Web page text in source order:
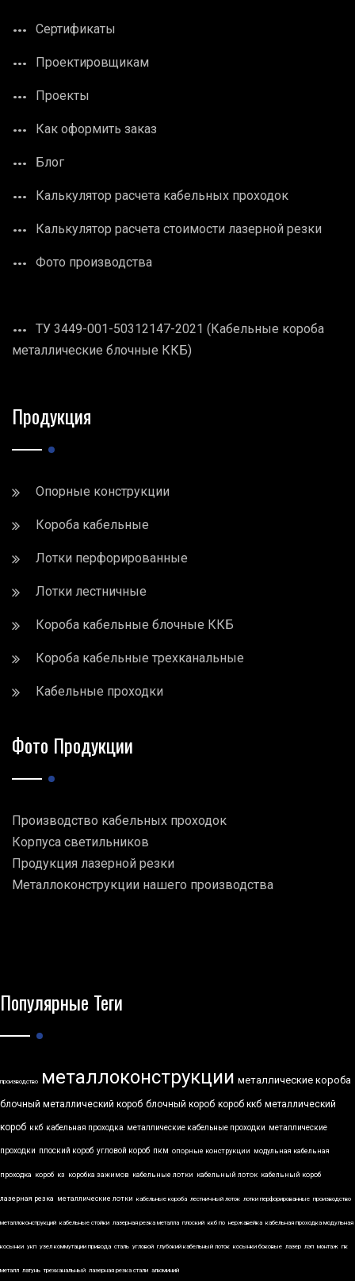
Сертификаты
Проектировщикам
Проекты
Как оформить заказ
Блог
Калькулятор расчета кабельных проходок
Калькулятор расчета стоимости лазерной резки
Фото производства
ТУ 3449-001-50312147-2021 (Кабельные короба
металлические блочные ККБ)
Продукция
Опорные конструкции
Короба кабельные
Лотки перфорированные
Лотки лестничные
Короба кабельные блочные ККБ
Короба кабельные трехканальные
Кабельные проходки
Фото Продукции
Производство кабельных проходок
Корпуса светильников
Продукция лазерной резки
Металлоконструкции нашего производства
Популярные Теги
производство металлоконструкции металлические короба
блочный металлический короб блочный короб короб ккб металлический
короб ккб кабельная проходка металлические кабельные проходки металлические
проходки плоский короб угловой короб пкм опорные конструкции модульная кабельная
проходка короб кз коробка зажимов кабельные лотки кабельный лоток кабельный короб
лазерная резка металлические лотки кабельные короба лестничный лоток лотки перфорированные производство
металлоконструкций кабельные стойки лазерная резка металла плоский ккб по нержавейка кабельная проходка модульная
косынки укп узел коммутации привода сталь угловой глубокий кабельный лоток косынки боковые лазер лэп монтаж пк
металл латунь трехканальный лазерная резка стали алюминий